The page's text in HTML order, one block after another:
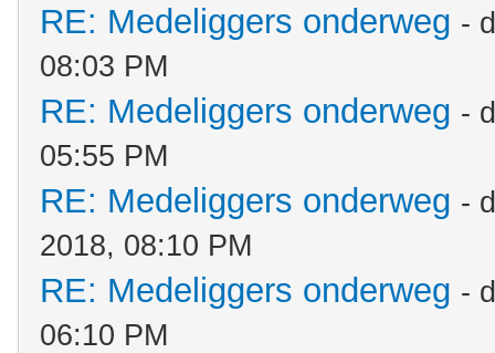
RE: Medeliggers onderweg -
08:03 PM
RE: Medeliggers onderweg -
05:55 PM
RE: Medeliggers onderweg -
2018, 08:10 PM
RE: Medeliggers onderweg -
06:10 PM